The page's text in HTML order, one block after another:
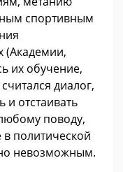
спортивным
(Академии,
их обучение,
диалог,
отстаивать
поводу,
политической
невозможным.